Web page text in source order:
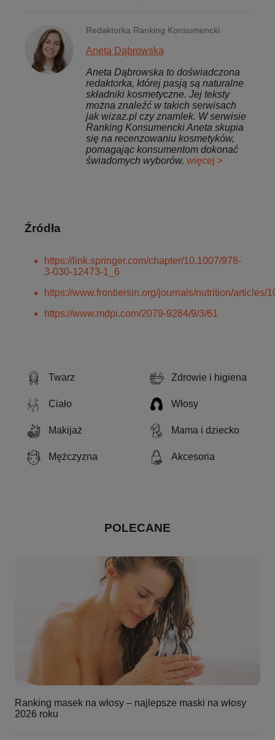
Twarz Zdrowie i higiena
Ciało Włosy
Makijaż Mama i dziecko
Mężczyzna Akcesoria
POLECANE
Ranking masek na włosy – najlepsze maski na włosy
2026 roku
Redaktorka Ranking Konsumencki
Aneta Dąbrowska
Aneta Dąbrowska to doświadczona
redaktorka, której pasją są naturalne
składniki kosmetyczne. Jej teksty
można znaleźć w takich serwisach
jak wizaz.pl czy znamlek. W serwisie
Ranking Konsumencki Aneta skupia
się na recenzowaniu kosmetyków,
pomagając konsumentom dokonać
świadomych wyborów. więcej >
Źródła
https://link.springer.com/chapter/10.1007/978-
3-030-12473-1_6
https://www.frontiersin.org/journals/nutrition/articles/
https://www.mdpi.com/2079-9284/9/3/61